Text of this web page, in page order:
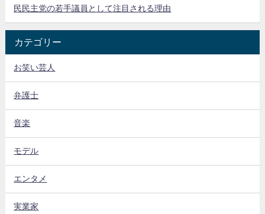
民民主党の若手議員として注目される理由
カテゴリー
お笑い芸人
弁護士
音楽
モデル
エンタメ
実業家